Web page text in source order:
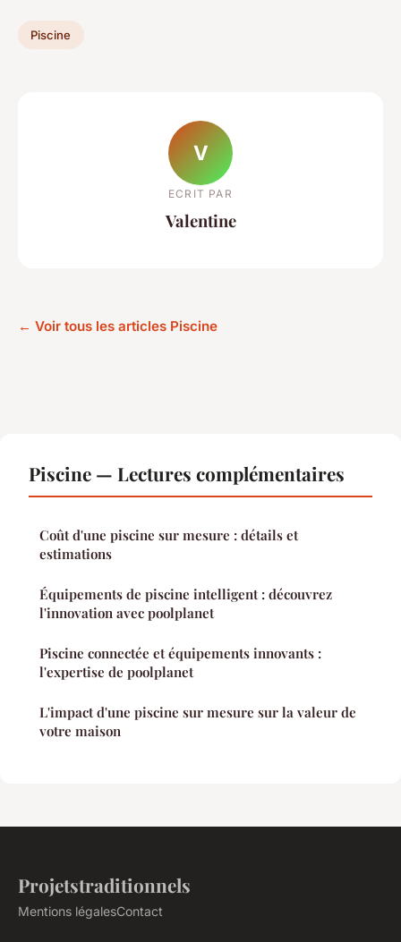
Piscine
V
ECRIT PAR
Valentine
← Voir tous les articles Piscine
Piscine — Lectures complémentaires
Coût d'une piscine sur mesure : détails et
estimations
Équipements de piscine intelligent : découvrez
l'innovation avec poolplanet
Piscine connectée et équipements innovants :
l'expertise de poolplanet
L'impact d'une piscine sur mesure sur la valeur de
votre maison
Projetstraditionnels
Mentions légalesContact